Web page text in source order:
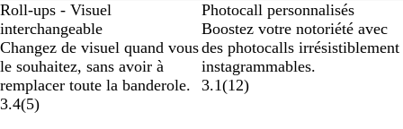
Roll-ups - Visuel
interchangeable
Changez de visuel quand vous
le souhaitez, sans avoir à
remplacer toute la banderole.
3.4(5)
Photocall personnalisés
Boostez votre notoriété avec
des photocalls irrésistiblement
instagrammables.
3.1(12)